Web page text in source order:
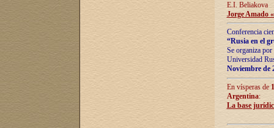
E.I. Beliakova
Jorge Amado
Conferencia
“Rusia en el
Se organiza
Universidad
Noviembre de
En vísperas de
Argentina:
La base